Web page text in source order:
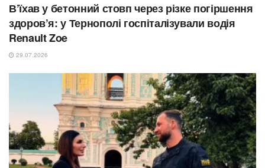
В’їхав у бетонний стовп через різке погіршення
здоров’я: у Тернополі госпіталізували водія
Renault Zoe
29.07.2026